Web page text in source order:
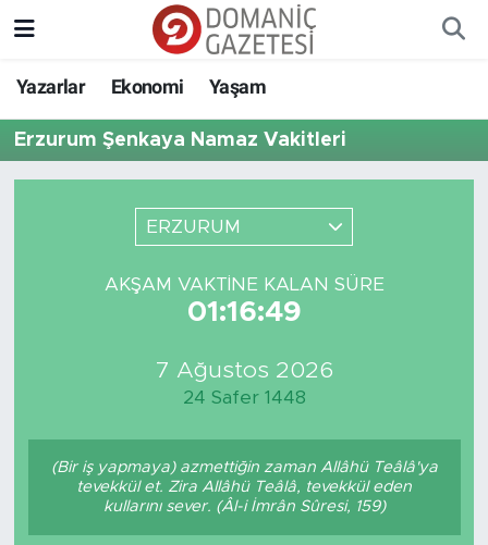
Yazarlar Ekonomi Yaşam
Erzurum Şenkaya Namaz Vakitleri
ERZURUM
AKŞAM VAKTINE KALAN SÜRE
01:16:49
7 Ağustos 2026
24 Safer 1448
(Bir iş yapmaya) azmettiğin zaman Allâhü Teâlâ'ya
tevekkül et. Zira Allâhü Teâlâ, tevekkül eden
kullarını sever. (Âl-i İmrân Sûresi, 159)